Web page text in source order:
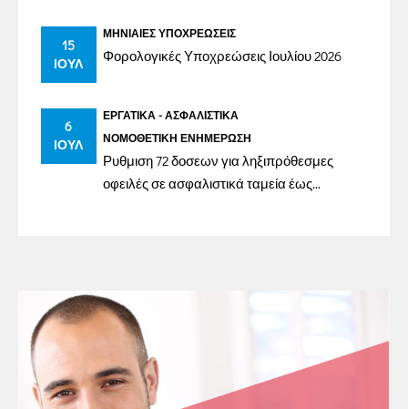
15
ΙΟΎΛ
ΜΗΝΙΑΊΕΣ ΥΠΟΧΡΕΏΣΕΙΣ
Φορολογικές Υποχρεώσεις Ιουλίου 2026
6
ΙΟΎΛ
ΕΡΓΑΤΙΚΆ - ΑΣΦΑΛΙΣΤΙΚΆ
ΝΟΜΟΘΕΤΙΚΉ ΕΝΗΜΈΡΩΣΗ
Ρυθμιση 72 δοσεων για ληξιπρόθεσμες
οφειλές σε ασφαλιστικά ταμεία έως